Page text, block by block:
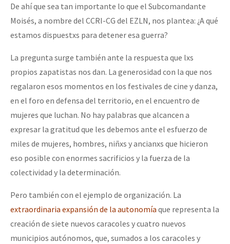
De ahí que sea tan importante lo que el Subcomandante
Moisés, a nombre del CCRI-CG del EZLN, nos plantea: ¿A qué
estamos dispuestxs para detener esa guerra?
La pregunta surge también ante la respuesta que lxs
propios zapatistas nos dan. La generosidad con la que nos
regalaron esos momentos en los festivales de cine y danza,
en el foro en defensa del territorio, en el encuentro de
mujeres que luchan. No hay palabras que alcancen a
expresar la gratitud que les debemos ante el esfuerzo de
miles de mujeres, hombres, niñxs y ancianxs que hicieron
eso posible con enormes sacrificios y la fuerza de la
colectividad y la determinación.
Pero también con el ejemplo de organización. La
extraordinaria expansión de la autonomía que representa la
creación de siete nuevos caracoles y cuatro nuevos
municipios autónomos, que, sumados a los caracoles y